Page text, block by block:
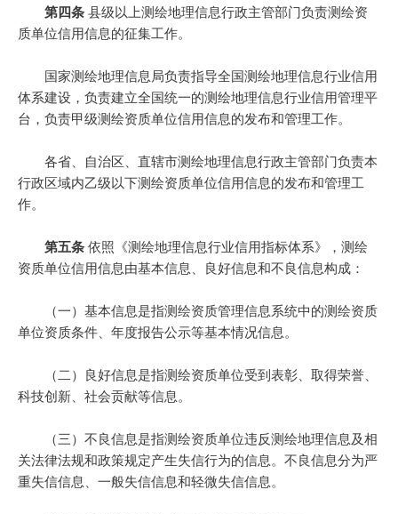
第四条 县级以上测绘地理信息行政主管部门负责测绘资
质单位信用信息的征集工作。
国家测绘地理信息局负责指导全国测绘地理信息行业信用
体系建设，负责建立全国统一的测绘地理信息行业信用管理平
台，负责甲级测绘资质单位信用信息的发布和管理工作。
各省、自治区、直辖市测绘地理信息行政主管部门负责本
行政区域内乙级以下测绘资质单位信用信息的发布和管理工
作。
第五条 依照《测绘地理信息行业信用指标体系》，测绘
资质单位信用信息由基本信息、良好信息和不良信息构成：
（一）基本信息是指测绘资质管理信息系统中的测绘资质
单位资质条件、年度报告公示等基本情况信息。
（二）良好信息是指测绘资质单位受到表彰、取得荣誉、
科技创新、社会贡献等信息。
（三）不良信息是指测绘资质单位违反测绘地理信息及相
关法律法规和政策规定产生失信行为的信息。不良信息分为严
重失信信息、一般失信信息和轻微失信信息。